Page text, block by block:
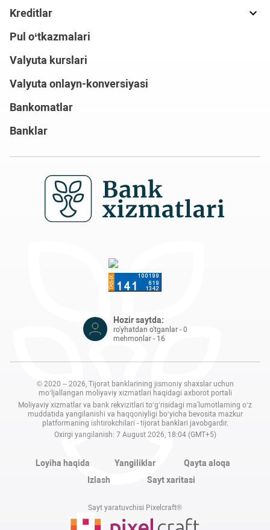
Kreditlar
Pul o‘tkazmalari
Valyuta kurslari
Valyuta onlayn-konversiyasi
Bankomatlar
Banklar
Hozir saytda:
ro'yhatdan o'tganlar - 0
mehmonlar - 16
© 2020 – 2026, Tijorat banklarining jismoniy shaxslar uchun
mo‘ljallangan moliyaviy xizmatlari haqidagi axborot portali
Moliyaviy xizmatlar va bank rekvizitlari to‘g‘risidagi ma'lumotlarning o‘z
muddatida yangilanishi va haqqoniyligi bo‘yicha bevosita mazkur
platformaning ishtirokchilari - tijorat banklari javobgardir.
Oxirgi yangilanish: 7 August 2026, 18:04 (GMT+5)
Loyiha haqida Yangiliklar
Qayta aloqa
Izlash
Sayt xaritasi
Sayt yaratuvchisi Pixelcraft®